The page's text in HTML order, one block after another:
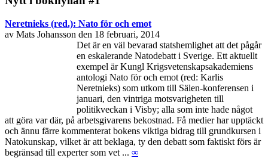
Neretnieks (red.): Nato för och emot
av Mats Johansson den 18 februari, 2014
Det är en väl bevarad statshemlighet att det pågår
en eskalerande Natodebatt i Sverige. Ett aktuellt
exempel är Kungl Krigsvetenskapsakademiens
antologi Nato för och emot (red: Karlis
Neretnieks) som utkom till Sälen-konferensen i
januari, den vintriga motsvarigheten till
politikveckan i Visby; alla som inte hade något
att göra var där, på arbetsgivarens bekostnad. Få medier har upptäckt
och ännu färre kommenterat bokens viktiga bidrag till grundkursen i
Natokunskap, vilket är att beklaga, ty den debatt som faktiskt förs är
begränsad till experter som vet ... ∞